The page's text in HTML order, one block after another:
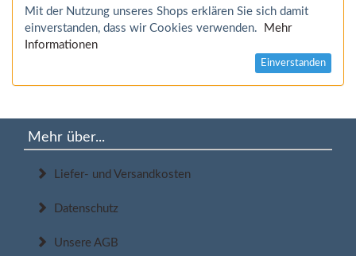
Mit der Nutzung unseres Shops erklären Sie sich damit
einverstanden, dass wir Cookies verwenden.
Mehr
Informationen
Einverstanden
Mehr über...
Liefer- und Versandkosten
Datenschutz
Unsere AGB